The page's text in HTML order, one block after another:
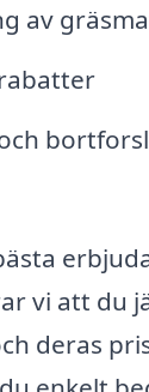
av
vi att du
deras